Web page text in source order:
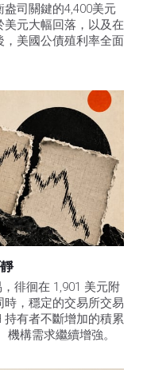
司關鍵的4,400美元
元大幅回落，以及在
美國公債殖利率全面
徘徊在 1,901 美元附
，穩定的交易所交易
持有者不斷增加的積累
構需求繼續增強。